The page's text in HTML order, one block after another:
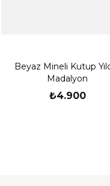
Beyaz Mineli Kutup
Madalyon
₺4.900